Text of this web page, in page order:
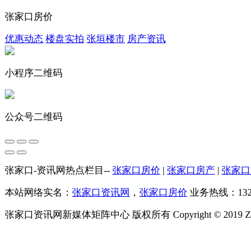
张家口房价
优惠动态 楼盘实拍 张垣楼市 房产资讯
小程序二维码
公众号二维码
张家口-资讯网热点栏目-- 张家口房价 | 张家口房产 | 张家
本站网络实名： 张家口资讯网 ， 张家口房价 业务热线：
张家口资讯网新媒体矩阵中心 版权所有 Copyright © 2019